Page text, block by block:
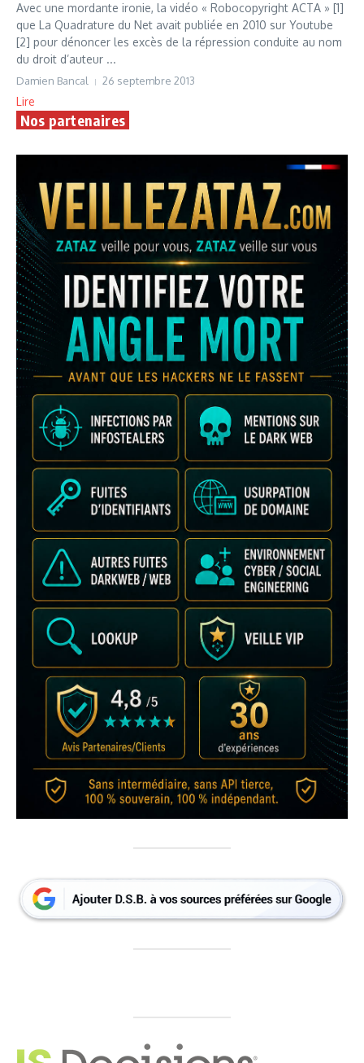
Avec une mordante ironie, la vidéo « Robocopyright ACTA » [1]
que La Quadrature du Net avait publiée en 2010 sur Youtube
[2] pour dénoncer les excès de la répression conduite au nom
du droit d’auteur ...
Damien Bancal 26 septembre 2013
Lire
Nos partenaires